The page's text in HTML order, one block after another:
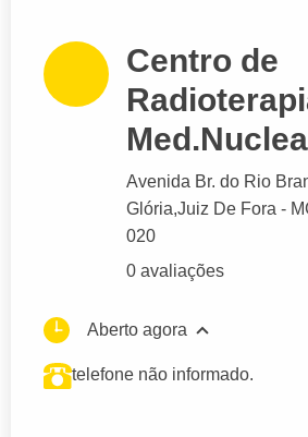
Centro de
Avenida Br. do Rio
Glória,Juiz De Fora -
020
0 avaliações
Aberto agora
telefone não informado.